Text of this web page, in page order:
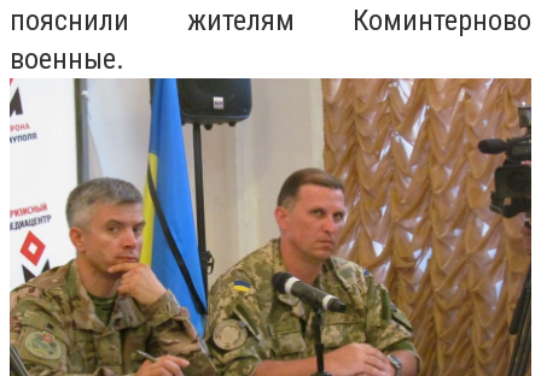
пояснили жителям Коминтерново
военные.